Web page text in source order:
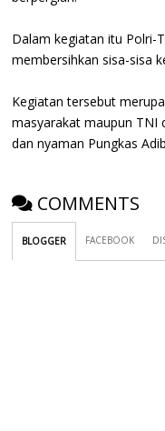
Dalam kegiatan itu Polri-
membersihkan sisa-sisa
Kegiatan tersebut
masyarakat maupun TNI
dan nyaman Pungkas
COMMENTS
BLOGGER FACEBOOK